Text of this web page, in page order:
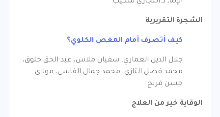
الشجرة التقريرية
كيف أتصرف أمام المغص الكلوي؟
جلال الدين العماري، سفيان ملاس، عبد الحق خلوق،
محمد فضل التازي، محمد جمال الفاسي، مولاي
حسن فريح
الوقاية خير من العلاج